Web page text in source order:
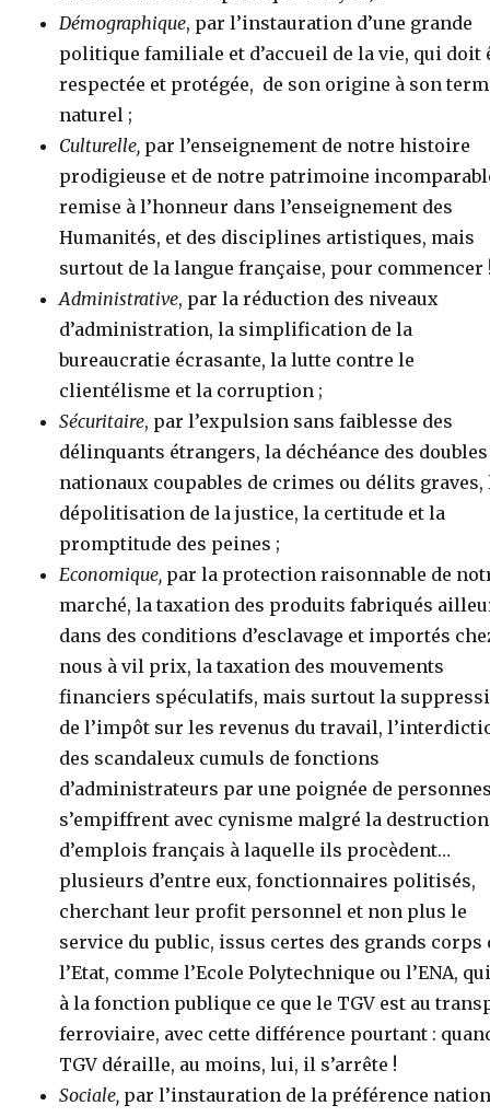
Démographique, par l’instauration d’une grande
politique familiale et d’accueil de la vie, qui doit
respectée et protégée, de son origine à son
naturel ;
Culturelle, par l’enseignement de notre histoire
prodigieuse et de notre patrimoine
remise à l’honneur dans l’enseignement des
Humanités, et des disciplines artistiques, mais
surtout de la langue française, pour commencer
Administrative, par la réduction des niveaux
d’administration, la simplification de la
bureaucratie écrasante, la lutte contre le
clientélisme et la corruption ;
Sécuritaire, par l’expulsion sans faiblesse des
délinquants étrangers, la déchéance des doubles
nationaux coupables de crimes ou délits graves,
dépolitisation de la justice, la certitude et la
promptitude des peines ;
Economique, par la protection raisonnable de
marché, la taxation des produits fabriqués
dans des conditions d’esclavage et importés
nous à vil prix, la taxation des mouvements
financiers spéculatifs, mais surtout la
de l’impôt sur les revenus du travail,
des scandaleux cumuls de fonctions
d’administrateurs par une poignée de
s’empiffrent avec cynisme malgré la destruction
d’emplois français à laquelle ils procèdent…
plusieurs d’entre eux, fonctionnaires politisés,
cherchant leur profit personnel et non plus le
service du public, issus certes des grands corps
l’Etat, comme l’Ecole Polytechnique ou l’ENA,
à la fonction publique ce que le TGV est au
ferroviaire, avec cette différence pourtant :
TGV déraille, au moins, lui, il s’arrête !
Sociale, par l’instauration de la préférence